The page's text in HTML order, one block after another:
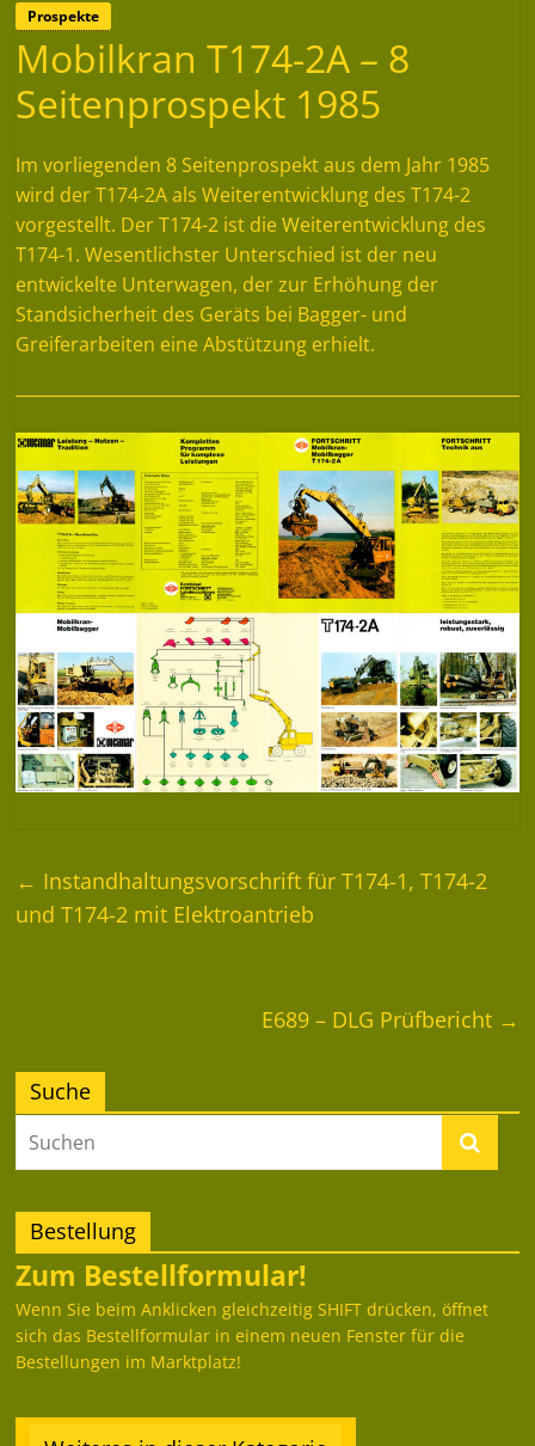
Prospekte
Mobilkran T174-2A – 8
Seitenprospekt 1985
Im vorliegenden 8 Seitenprospekt aus dem Jahr 1985
wird der T174-2A als Weiterentwicklung des T174-2
vorgestellt. Der T174-2 ist die Weiterentwicklung des
T174-1. Wesentlichster Unterschied ist der neu
entwickelte Unterwagen, der zur Erhöhung der
Standsicherheit des Geräts bei Bagger- und
Greiferarbeiten eine Abstützung erhielt.
← Instandhaltungsvorschrift für T174-1, T174-2
und T174-2 mit Elektroantrieb
E689 – DLG Prüfbericht →
Suche
Bestellung
Zum Bestellformular!
Wenn Sie beim Anklicken gleichzeitig SHIFT drücken, öffnet
sich das Bestellformular in einem neuen Fenster für die
Bestellungen im Marktplatz!